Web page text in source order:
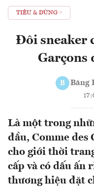
TIÊU & DÙNG
Đôi sneaker
Garçons
B Băng
Là một trong
đầu, Comme des
cho giới thời
cấp và có dấu ấn
thương hiệu đặt